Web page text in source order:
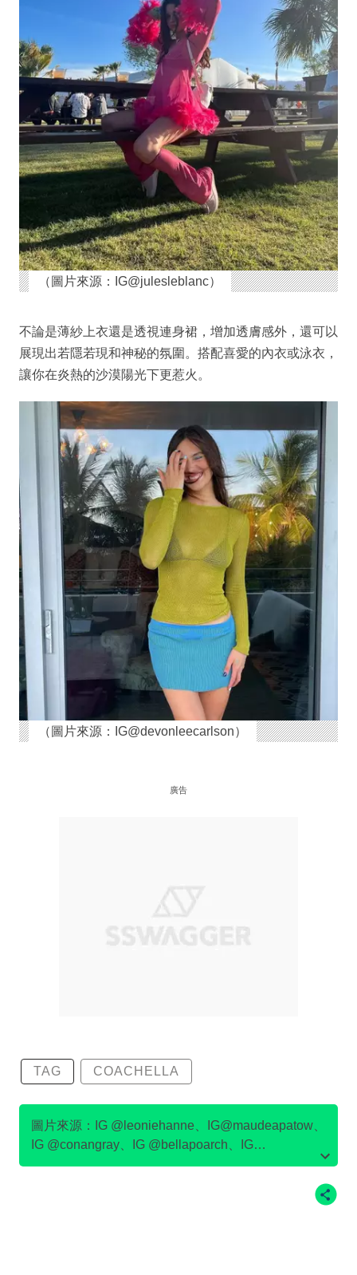
（圖片來源：IG@julesleblanc）
不論是薄紗上衣還是透視連身裙，增加透膚感外，還可以
展現出若隱若現和神秘的氛圍。搭配喜愛的內衣或泳衣，
讓你在炎熱的沙漠陽光下更惹火。
（圖片來源：IG@devonleecarlson）
廣告
TAG COACHELLA
圖片來源：IG @leoniehanne、IG@maudeapatow、
IG @conangray、IG @bellapoarch、IG
@meredithsophiaa、IG @tarayummyy、IG